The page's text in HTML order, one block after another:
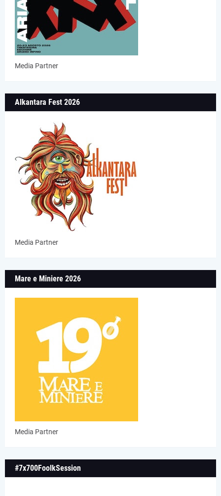
Media Partner
Alkantara Fest 2026
Media Partner
Mare e Miniere 2026
Media Partner
#7x700FoolkSession